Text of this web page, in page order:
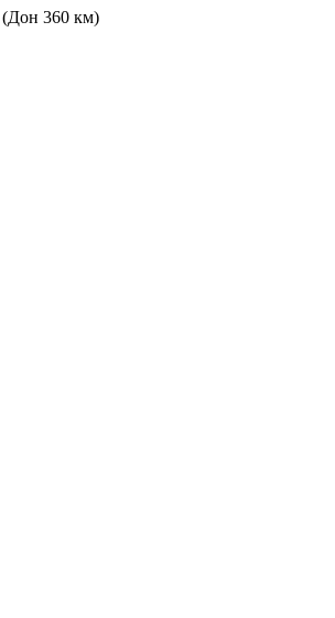
(Дон 360 км)